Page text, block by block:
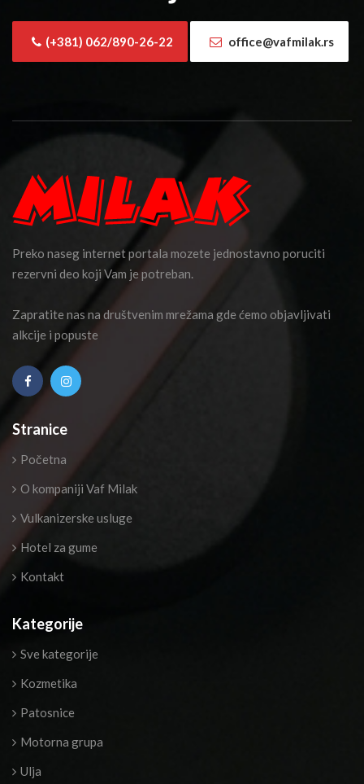
(+381) 062/890-26-22 office@vafmilak.rs
Preko naseg internet portala mozete jednostavno poruciti
rezervni deo koji Vam je potreban.
Zapratite nas na društvenim mrežama gde ćemo objavljivati
alkcije i popuste
Stranice
Početna
O kompaniji Vaf Milak
Vulkanizerske usluge
Hotel za gume
Kontakt
Kategorije
Sve kategorije
Kozmetika
Patosnice
Motorna grupa
Ulja